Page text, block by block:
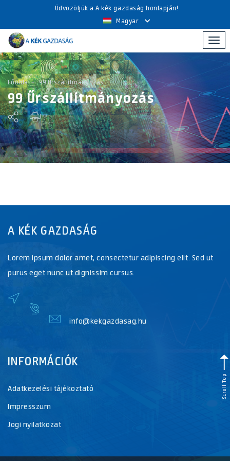
Üdvözöljük a A kék gazdaság honlapján!
Magyar
Főoldal 99 Űrszállítmányozás
99 Űrszállítmányozás
A KÉK GAZDASÁG
Lorem ipsum dolor amet, consectetur adipiscing elit. Sed ut
purus eget nunc ut dignissim cursus.
info@kekgazdasag.hu
INFORMÁCIÓK
Adatkezelési tájékoztató
Impresszum
Jogi nyilatkozat
Scroll Top